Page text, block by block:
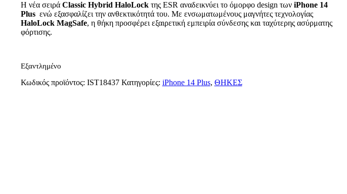
Η νέα σειρά Classic Hybrid HaloLockτης ESR αναδεικνύει το όμορφο design τωνiPhone 14
Plus ενώ εξασφαλίζει την ανθεκτικότητά του. Με ενσωματωμένους μαγνήτες τεχνολογίας
HaloLock MagSafe, η θήκη προσφέρει εξαιρετική εμπειρία σύνδεσης και ταχύτερης ασύρματης
φόρτισης.
Εξαντλημένο
Κωδικός προϊόντος: IST18437 Κατηγορίες: iPhone 14 Plus, ΘΗΚΕΣ